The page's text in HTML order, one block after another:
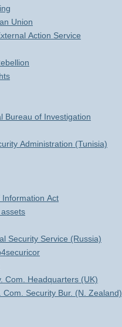
Union
Action Service
Bureau of Investigation
Administration (Tunisia)
Act
Security Service (Russia)
Com. Headquarters (UK)
Com. Security Bur. (N. Zealand)